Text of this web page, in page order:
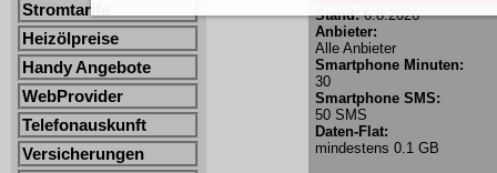
Stromtarife
Heizölpreise
Handy Angebote
WebProvider
Telefonauskunft
Versicherungen
Stand:6.8.2026
Anbieter:
Alle Anbieter
Smartphone Minuten:
30
Smartphone SMS:
50 SMS
Daten-Flat:
mindestens 0.1 GB